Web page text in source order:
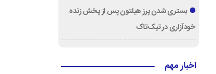
بستری شدن پرز هیلتون پس از پخش زنده
خودآزاری در تیک‌تاک
اخبار مهم